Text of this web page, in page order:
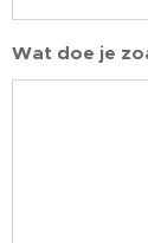
Wat doe je